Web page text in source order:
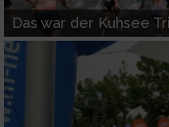
Das war der Kuhsee